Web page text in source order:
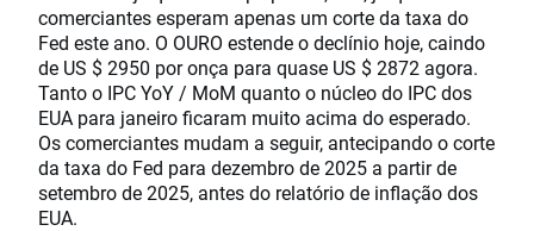
comerciantes esperam apenas um corte da taxa do
Fed este ano. O OURO estende o declínio hoje, caindo
de US $ 2950 por onça para quase US $ 2872 agora.
Tanto o IPC YoY / MoM quanto o núcleo do IPC dos
EUA para janeiro ficaram muito acima do esperado.
Os comerciantes mudam a seguir, antecipando o corte
da taxa do Fed para dezembro de 2025 a partir de
setembro de 2025, antes do relatório de inflação dos
EUA.